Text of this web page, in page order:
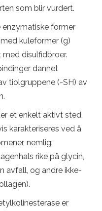
som blir vurdert.
enzymatiske former
kuleformer (g)
disulfidbroer.
dannet
tiolgruppene (-SH) av
et enkelt aktivt sted,
karakteriseres ved å
nemlig:
rike på glycin,
avfall, og andre ikke-
er